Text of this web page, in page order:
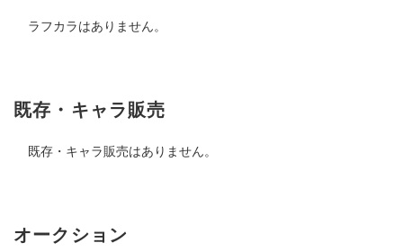
ラフカラはありません。
既存・キャラ販売
既存・キャラ販売はありません。
オークション